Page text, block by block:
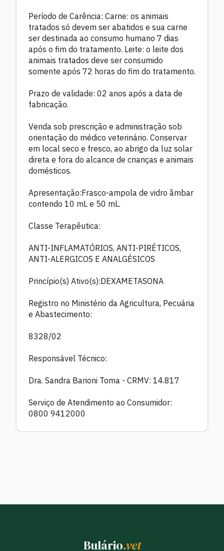
Período de Carência: Carne: os animais
tratados só devem ser abatidos e sua carne
ser destinada ao consumo humano 7 dias
após o fim do tratamento. Leite: o leite dos
animais tratados deve ser consumido
somente após 72 horas do fim do tratamento.
Prazo de validade: 02 anos após a data de
fabricação.
Venda sob prescrição e administração sob
orientação do médico veterinário. Conservar
em local seco e fresco, ao abrigo da luz solar
direta e fora do alcance de crianças e animais
domésticos.
Apresentação:Frasco-ampola de vidro âmbar
contendo 10 mL e 50 mL.
Classe Terapêutica:
ANTI-INFLAMATÓRIOS, ANTI-PIRÉTICOS,
ANTI-ALERGICOS E ANALGÉSICOS
Princípio(s) Ativo(s):DEXAMETASONA
Registro no Ministério da Agricultura, Pecuária
e Abastecimento:
8328/02
Responsável Técnico:
Dra. Sandra Barioni Toma - CRMV: 14.817
Serviço de Atendimento ao Consumidor:
0800 9412000
Bulário.vet